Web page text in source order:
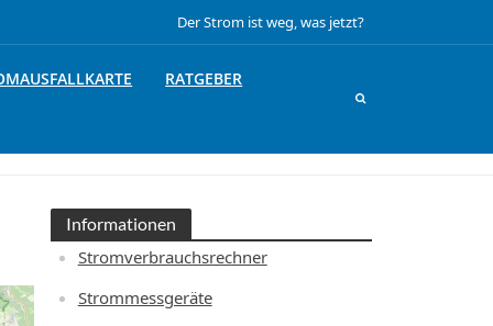
Der Strom ist weg, was jetzt?
RATGEBER
Informationen
Stromverbrauchsrechner
Strommessgeräte